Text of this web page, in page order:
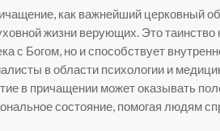
как важнейший церковный
жизни верующих. Это таинство
с Богом, но и способствует
в области психологии и
в причащении может оказывать
состояние, помогая людям